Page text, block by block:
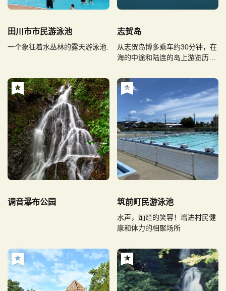
田川市市民游泳池
一个象征着水丛林的露天游泳池.
志贺岛
从志贺岛博多乘车约30分钟，在
海的中途和陆连的岛上游览历史
调音瀑布公园 筑前町民游泳池
水声，灿烂的笑容！增进村民健
康和体力的相聚场所